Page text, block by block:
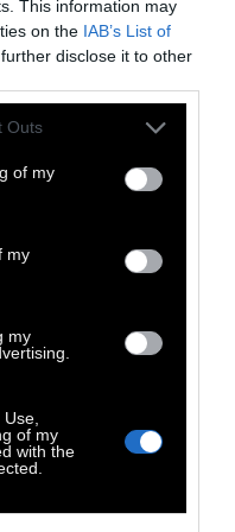
This information may
on the IAB’s List of
disclose it to other
Outs
of my
my
my
of my
with the
σε μια
, πολύ
ότι το
με άνθη
ο Ερμής στον